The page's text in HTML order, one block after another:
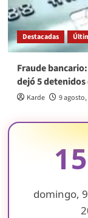
Destacadas
Fraude
dejó 5 detenidos
Karde 9 agosto,
domingo,